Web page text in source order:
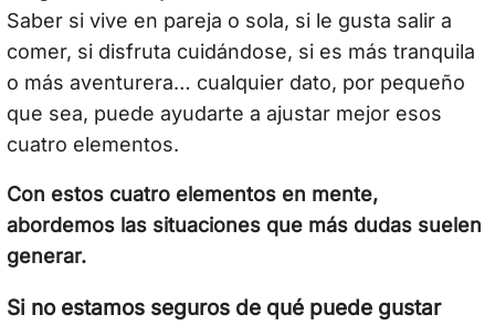
Saber si vive en pareja o sola, si le gusta salir a
comer, si disfruta cuidándose, si es más tranquila
o más aventurera… cualquier dato, por pequeño
que sea, puede ayudarte a ajustar mejor esos
cuatro elementos.
Con estos cuatro elementos en mente,
abordemos las situaciones que más dudas suelen
generar.
Si no estamos seguros de qué puede gustar